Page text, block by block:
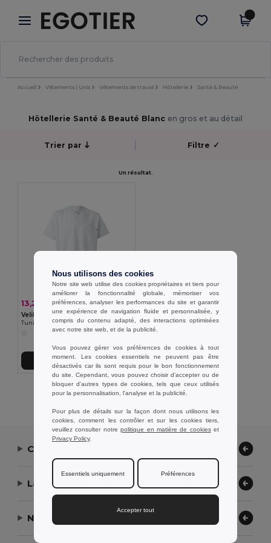
× Appli Egotier
Meilleurs prix sur l’app !
Obtenir l'appli
Accueil Vêtements | Unis Vêtements de travail Hôtellerie Santé & Beauté
Hôtellerie Santé & Beauté Blanc en gros et au détail
Trier par Filtre ✓
Un résultat.
13,28 € 21,05 € -37%
Velilla 36131
Tunique en sergé (190g/m²) à manches courtes, en polyester (65%) et coton (35%)
Ajouter au Panier
Affichage De Tous Les Produits.
Contactez-nous
Laissez-nous vous aider
Notre entreprise
Nous utilisons des cookies
Notre site web utilise des cookies propriétaires et tiers pour
améliorer la fonctionnalité globale, mémoriser vos
préférences, analyser les performances du site et garantir
une expérience de navigation fluide et personnalisée, y
compris du contenu adapté, des interactions optimisées
avec notre site web, et de la publicité.
Vous pouvez gérer vos préférences de cookies à tout
moment. Les cookies essentiels ne peuvent pas être
désactivés car ils sont requis pour le bon fonctionnement
du site. Cependant, vous pouvez choisir d’accepter ou de
bloquer d'autres types de cookies, tels que ceux utilisés
pour la personnalisation, l'analyse et la publicité.
Pour plus de détails sur la façon dont nous utilisons les
cookies, comment les contrôler et sur les cookies tiers,
veuillez consulter notrepolitique en matière de cookieset
Privacy Policy.
Essentiels uniquement Préférences
Accepter tout